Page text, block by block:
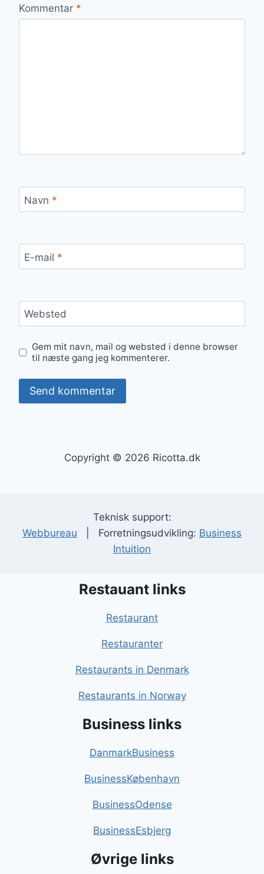
Kommentar *
Navn *
E-mail *
Websted
Gem mit navn, mail og websted i denne browser
til næste gang jeg kommenterer.
Copyright © 2026 Ricotta.dk
Teknisk support:
Webbureau | Forretningsudvikling: Business
Intuition
Restauant links
Restaurant
Restauranter
Restaurants in Denmark
Restaurants in Norway
Business links
DanmarkBusiness
BusinessKøbenhavn
BusinessOdense
BusinessEsbjerg
Øvrige links